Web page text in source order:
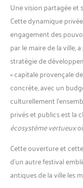
Une vision partagée et
Cette dynamique
engagement des
par le maire de la ville,
stratégie de
« capitale provençale
concrète, avec un
culturellement
privés et publics est la
écosystème vertueux
Cette ouverture et
d’un autre festival
antiques de la ville les